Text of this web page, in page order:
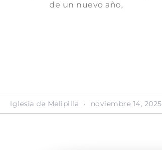
de un nuevo año,
Iglesia de Melipilla noviembre 14, 2025